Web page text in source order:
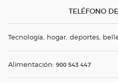
TELÉFONO
Tecnología, hogar, deportes,
Alimentación: 900 543 447